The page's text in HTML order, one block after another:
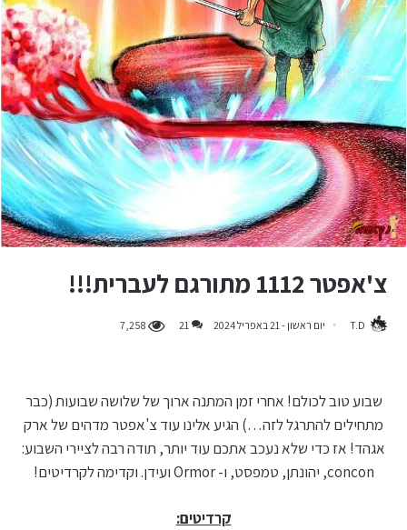
צ'אפטר 1112 מתורגם לעברית!!!
T.D יום ראשון - 21 באפריל 2024 21
7,258
שבוע טוב לכולם! אחרי זמן המתנה ארוך של שלושה שבועות (כבר
מתחילים להתרגל לזה…) הגיע אלינו עוד צ'אפטר מדהים של ארק
אגהד! אז כדי שלא נעכב אתכם עוד יותר, תודה רבה לציירי השבוע:
concon, יהונתן, טמפסט, ו- Ormor ועידן. וקדימה לקרדיטים!
קרדיטים: